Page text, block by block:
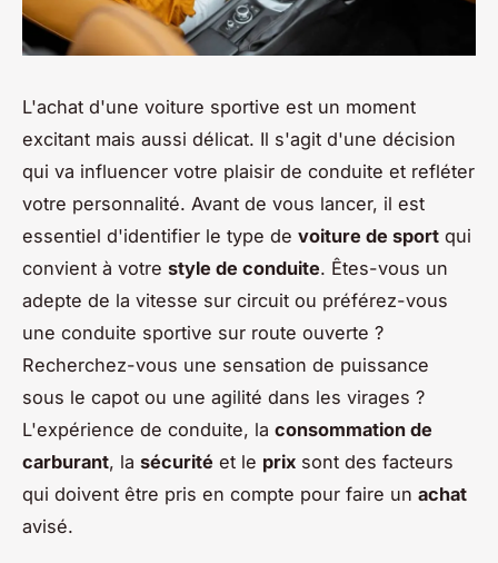
L'achat d'une voiture sportive est un moment
excitant mais aussi délicat. Il s'agit d'une décision
qui va influencer votre plaisir de conduite et refléter
votre personnalité. Avant de vous lancer, il est
essentiel d'identifier le type de voiture de sport qui
convient à votre style de conduite. Êtes-vous un
adepte de la vitesse sur circuit ou préférez-vous
une conduite sportive sur route ouverte ?
Recherchez-vous une sensation de puissance
sous le capot ou une agilité dans les virages ?
L'expérience de conduite, la consommation de
carburant, la sécurité et le prix sont des facteurs
qui doivent être pris en compte pour faire un achat
avisé.